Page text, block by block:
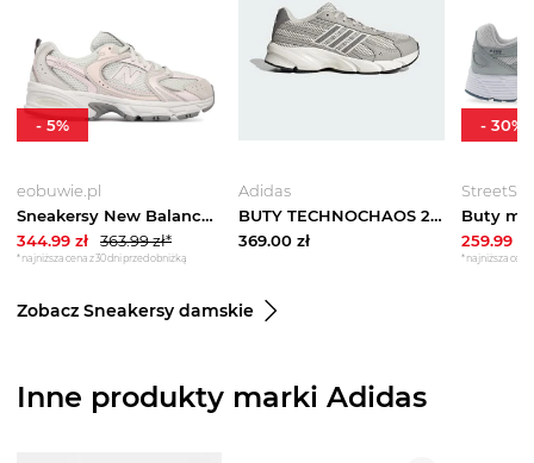
eobuwie.pl
Sneakersy New Balance G5309LW Szary
344.99 zł 363.99zł*
*najniższa cena z 30 dni przed obniżką
- 5%
Adidas
BUTY TECHNOCHAOS 2000 Adidas szary
369.00 zł 259.99zł
*najniższa cena
- 30%
Zobacz Sneakersy damskie
Inne produkty marki Adidas